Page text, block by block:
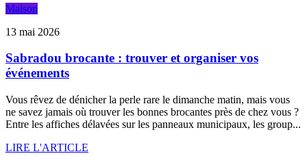
Maison
13 mai 2026
Sabradou brocante : trouver et organiser vos
événements
Vous rêvez de dénicher la perle rare le dimanche matin, mais vous
ne savez jamais où trouver les bonnes brocantes près de chez vous ?
Entre les affiches délavées sur les panneaux municipaux, les group...
LIRE L'ARTICLE